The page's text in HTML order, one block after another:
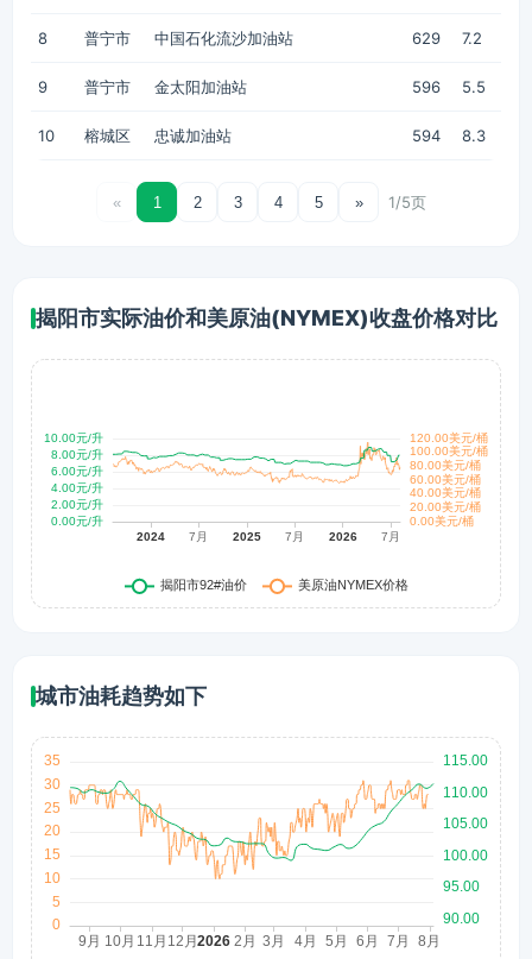
8 普宁市 中国石化流沙加油站 629 7.2
9 普宁市 金太阳加油站 596 5.5
10 榕城区 忠诚加油站 594 8.3
« 1 2 3 4 5 » 1/5页
揭阳市实际油价和美原油(NYMEX)收盘价格对比
城市油耗趋势如下